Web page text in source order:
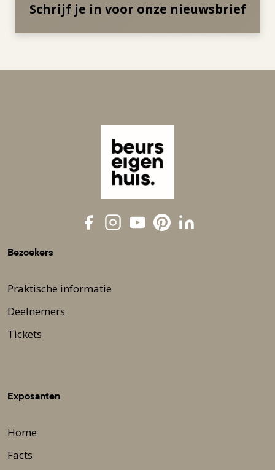
Schrijf je in voor onze nieuwsbrief
Bezoekers
Praktische informatie
Deelnemers
Tickets
Exposanten
Home
Facts